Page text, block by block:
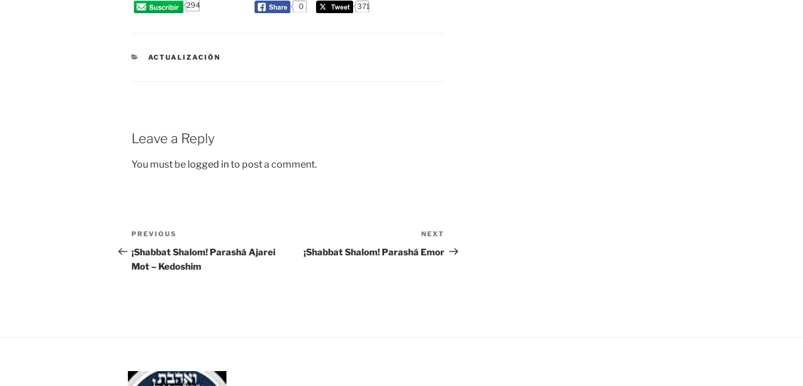
294 0 371
CATEGORIES
ACTUALIZACIÓN
Leave a Reply
You must be logged into post a comment.
Post
navigation
Previous
Post
PREVIOUS
¡Shabbat Shalom! Parashá Ajarei
Mot – Kedoshim
Post
NEXT
¡Shabbat Shalom! Parashá Emor